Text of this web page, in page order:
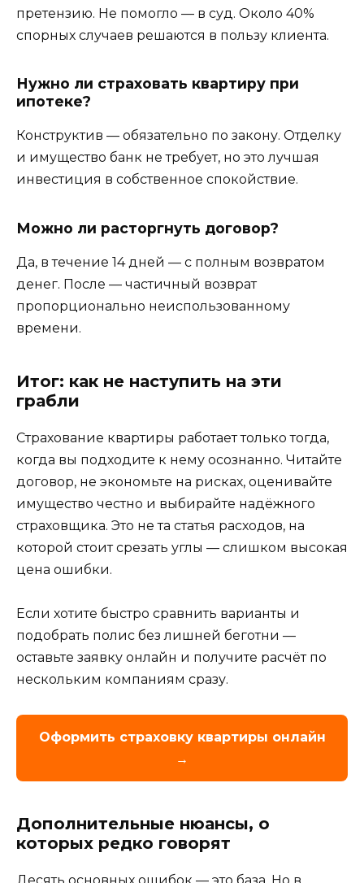
претензию. Не помогло — в суд. Около 40%
спорных случаев решаются в пользу клиента.
Нужно ли страховать квартиру при
ипотеке?
Конструктив — обязательно по закону. Отделку
и имущество банк не требует, но это лучшая
инвестиция в собственное спокойствие.
Можно ли расторгнуть договор?
Да, в течение 14 дней — с полным возвратом
денег. После — частичный возврат
пропорционально неиспользованному
времени.
Итог: как не наступить на эти
грабли
Страхование квартиры работает только тогда,
когда вы подходите к нему осознанно. Читайте
договор, не экономьте на рисках, оценивайте
имущество честно и выбирайте надёжного
страховщика. Это не та статья расходов, на
которой стоит срезать углы — слишком высокая
цена ошибки.
Если хотите быстро сравнить варианты и
подобрать полис без лишней беготни —
оставьте заявку онлайн и получите расчёт по
нескольким компаниям сразу.
Оформить страховку квартиры онлайн
→
Дополнительные нюансы, о
которых редко говорят